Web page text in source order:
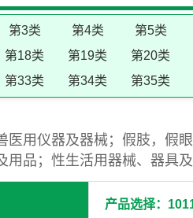
第3类 第4类 第5类
第18类 第19类 第20类
第33类 第34类 第35类
医用仪器及器械；假肢，假
用品；性生活用器械、器具及
产品选择：